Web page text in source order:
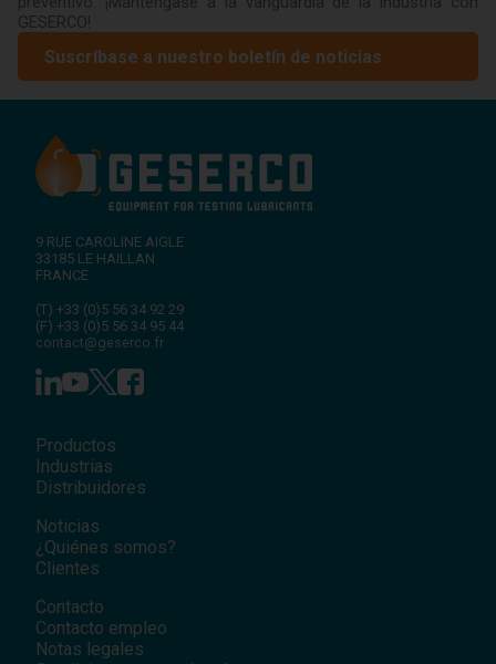
GESERCO!
Suscríbase a nuestro boletín de noticias
9 RUE CAROLINE AIGLE
33185 LE HAILLAN
FRANCE
(T) +33 (0)5 56 34 92 29
(F) +33 (0)5 56 34 95 44
contact@geserco.fr
Productos
Industrias
Distribuidores
Noticias
¿Quiénes somos?
Clientes
Contacto
Contacto empleo
Notas legales